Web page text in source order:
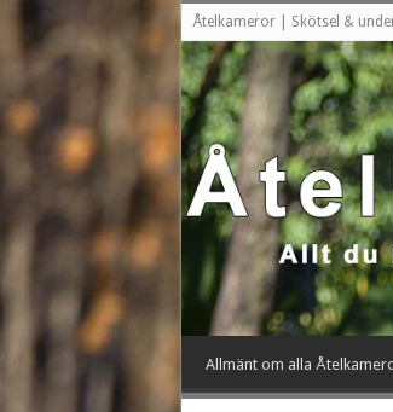
Åtelkameror | Skötsel &
Allmänt om alla